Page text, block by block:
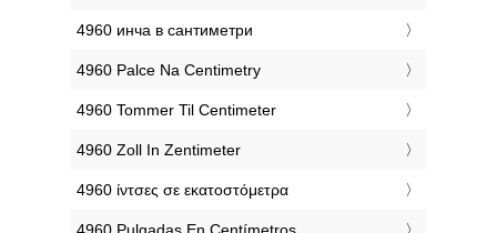
‎4960 инча в сантиметри
‎4960 Palce Na Centimetry
‎4960 Tommer Til Centimeter
‎4960 Zoll In Zentimeter
‎4960 ίντσες σε εκατοστόμετρα